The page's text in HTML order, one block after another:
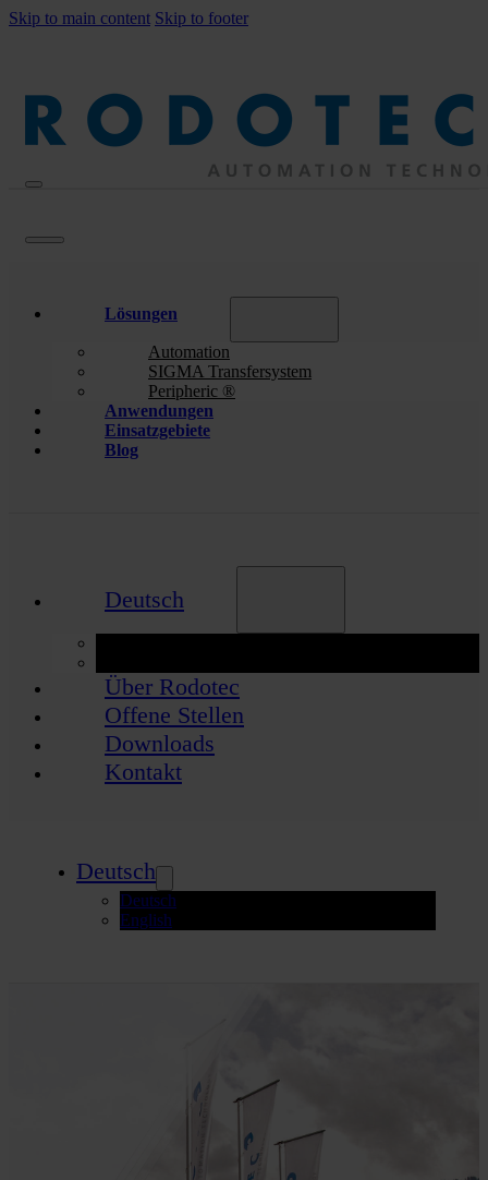
Skip to main content Skip to footer
Lösungen
Automation
SIGMA Transfersystem
Peripheric ®
Anwendungen
Einsatzgebiete
Blog
Deutsch
Über Rodotec
Offene Stellen
Downloads
Kontakt
Deutsch
Deutsch
English